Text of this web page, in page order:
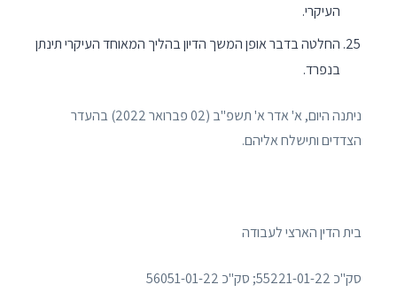
העיקרי.
החלטה בדבר אופן המשך הדיון בהליך המאוחד העיקרי תינתן
בנפרד.
ניתנה היום, א' אדר א' תשפ"ב (02 פברואר 2022) בהעדר
הצדדים ותישלח אליהם.
בית הדין הארצי לעבודה
סק"כ 55221-01-22; סק"כ 56051-01-22